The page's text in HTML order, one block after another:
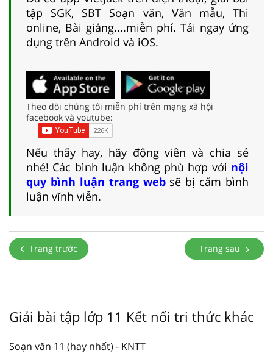
tập SGK, SBT Soạn văn, Văn mẫu, Thi
online, Bài giảng....miễn phí. Tải ngay ứng
dụng trên Android và iOS.
Theo dõi chúng tôi miễn phí trên mạng xã hội
facebook và youtube:
Nếu thấy hay, hãy động viên và chia sẻ
nhé! Các bình luận không phù hợp với nội
quy bình luận trang websẽ bị cấm bình
luận vĩnh viễn.
Trang trước Trang sau
Giải bài tập lớp 11 Kết nối tri thức khác
Soạn văn 11 (hay nhất) - KNTT